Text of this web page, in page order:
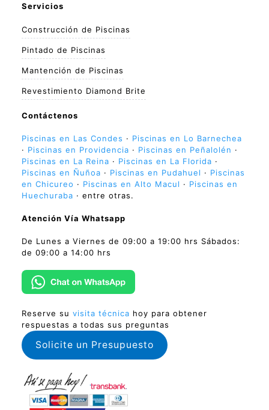
Servicios
Construcción de Piscinas
Pintado de Piscinas
Mantención de Piscinas
Revestimiento Diamond Brite
Contáctenos
Piscinas en Las Condes · Piscinas en Lo Barnechea
· Piscinas en Providencia · Piscinas en Peñalolén ·
Piscinas en La Reina · Piscinas en La Florida ·
Piscinas en Ñuñoa · Piscinas en Pudahuel · Piscinas
en Chicureo · Piscinas en Alto Macul · Piscinas en
Huechuraba · entre otras.
Atención Vía Whatsapp
De Lunes a Viernes de 09:00 a 19:00 hrs Sábados:
de 09:00 a 14:00 hrs
Reserve su visita técnica hoy para obtener
respuestas a todas sus preguntas
Solicite un Presupuesto